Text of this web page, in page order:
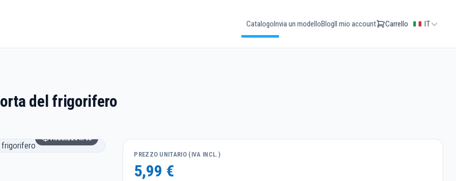
CatalogoInvia un modelloBlogIl mio account Carrello IT
del frigorifero
Visualizza in 3D
PREZZO UNITARIO (IVA INCL.)
5,99 €